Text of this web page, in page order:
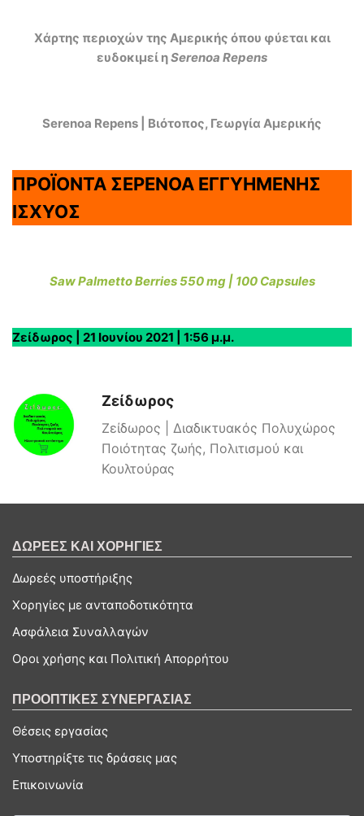
Χάρτης περιοχών της Αμερικής όπου φύεται και
ευδοκιμεί ηSerenoa Repens
Serenoa Repens | Βιότοπος, Γεωργία Αμερικής
ΠΡΟΪΟΝΤΑ ΣΕΡΕΝΟΑ ΕΓΓΥΗΜΕΝΗΣ
ΙΣΧΥΟΣ
Saw Palmetto Berries 550 mg | 100 Capsules
Ζείδωρος | 21 Ιουνίου 2021 | 1:56 μ.μ.
Ζείδωρος
Ζείδωρος | Διαδικτυακός Πολυχώρος
Ποιότητας ζωής, Πολιτισμού και
Κουλτούρας
ΔΩΡΕΕΣ ΚΑΙ ΧΟΡΗΓΙΕΣ
Δωρεές υποστήριξης
Χορηγίες με ανταποδοτικότητα
Ασφάλεια Συναλλαγών
Οροι χρήσης και Πολιτική Απορρήτου
ΠΡΟΟΠΤΙΚΕΣ ΣΥΝΕΡΓΑΣΙΑΣ
Θέσεις εργασίας
Υποστηρίξτε τις δράσεις μας
Επικοινωνία